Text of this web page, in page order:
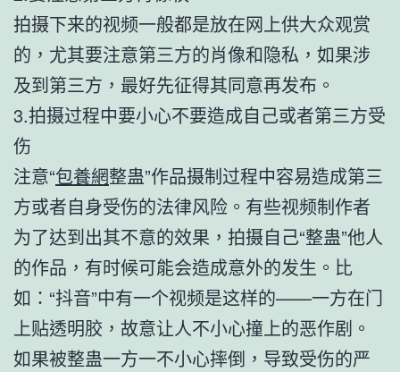
拍摄下来的视频一般都是放在网上供大众观赏
的，尤其要注意第三方的肖像和隐私，如果涉
及到第三方，最好先征得其同意再发布。
3.拍摄过程中要小心不要造成自己或者第三方受
伤
注意“包養網整蛊”作品摄制过程中容易造成第三
方或者自身受伤的法律风险。有些视频制作者
为了达到出其不意的效果，拍摄自己“整蛊”他人
的作品，有时候可能会造成意外的发生。比
如：“抖音”中有一个视频是这样的——一方在门
上贴透明胶，故意让人不小心撞上的恶作剧。
如果被整蛊一方一不小心摔倒，导致受伤的严